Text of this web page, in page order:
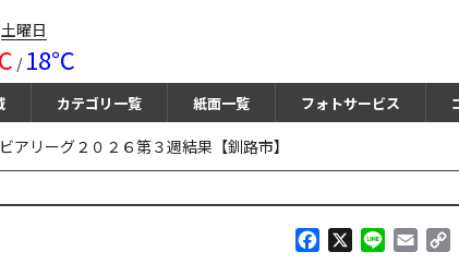
土曜日
/ 18℃
カテゴリ一覧 紙面一覧 フォトサービス
アリーグ２０２６第３週結果【釧路市】